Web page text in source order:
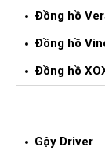
Đồng hồ
Đồng hồ
Đồng hồ
Gậy Driver